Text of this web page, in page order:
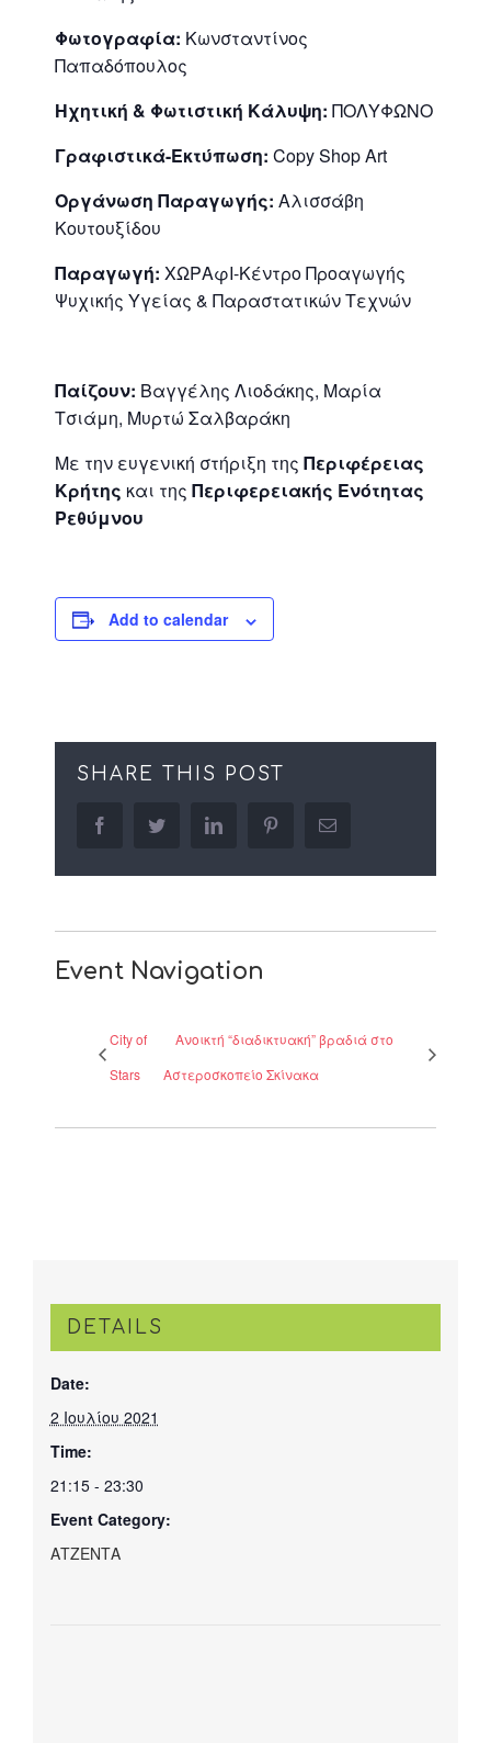
Φωτογραφία: Κωνσταντίνος
Παπαδόπουλος
Ηχητική & Φωτιστική Κάλυψη: ΠΟΛΥΦΩΝΟ
Γραφιστικά-Εκτύπωση: Copy Shop Art
Οργάνωση Παραγωγής: Αλισσάβη
Κουτουξίδου
Παραγωγή: ΧΩΡΑφΙ-Κέντρο Προαγωγής
Ψυχικής Υγείας & Παραστατικών Τεχνών
Παίζουν: Βαγγέλης Λιοδάκης, Μαρία
Τσιάμη, Μυρτώ Σαλβαράκη
Με την ευγενική στήριξη της Περιφέρειας
Κρήτης και της Περιφερειακής Ενότητας
Ρεθύμνου
Add to calendar
SHARE THIS POST
facebooktwitter linkedin pinterestEmail
Event Navigation
City of
Stars
Ανοικτή “διαδικτυακή” βραδιά στο
Αστεροσκοπείο Σκίνακα
DETAILS
Date:
2 Ιουλίου 2021
Time:
21:15 - 23:30
Event Category:
ΑΤΖΕΝΤΑ